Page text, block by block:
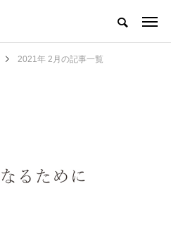
2021年 2月の記事一覧